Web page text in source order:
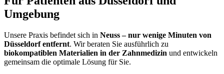
Umgebung
Unsere Praxis befindet sich in Neuss – nur wenige Minuten von
Düsseldorf entfernt. Wir beraten Sie ausführlich zu
biokompatiblen Materialien in der Zahnmedizin und entwickeln
gemeinsam die optimale Lösung für Sie.